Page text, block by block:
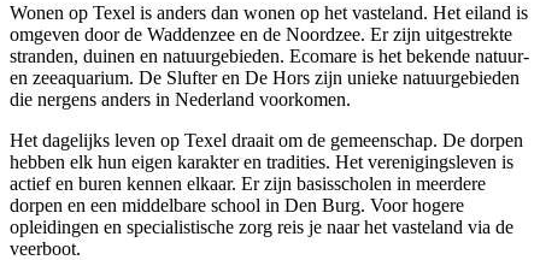
Wonen op Texel is anders dan wonen op het vasteland. Het eiland is
omgeven door de Waddenzee en de Noordzee. Er zijn uitgestrekte
stranden, duinen en natuurgebieden. Ecomare is het bekende natuur-
en zeeaquarium. De Slufter en De Hors zijn unieke natuurgebieden
die nergens anders in Nederland voorkomen.
Het dagelijks leven op Texel draait om de gemeenschap. De dorpen
hebben elk hun eigen karakter en tradities. Het verenigingsleven is
actief en buren kennen elkaar. Er zijn basisscholen in meerdere
dorpen en een middelbare school in Den Burg. Voor hogere
opleidingen en specialistische zorg reis je naar het vasteland via de
veerboot.